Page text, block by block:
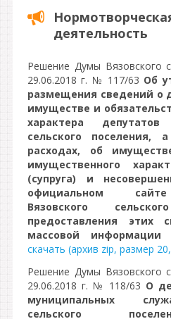
деятельность
Решение Думы Вязовского
29.06.2018 г. № 117/63 Об
размещения сведений о
имуществе и
характера
сельского
расходах, об
имущественного
(супруга) и
официальном
Вязовского
предоставления этих
массовой информации
скачать (архив zip, размер
Решение Думы Вязовского
29.06.2018 г. № 118/63 О
муниципальных
сельского